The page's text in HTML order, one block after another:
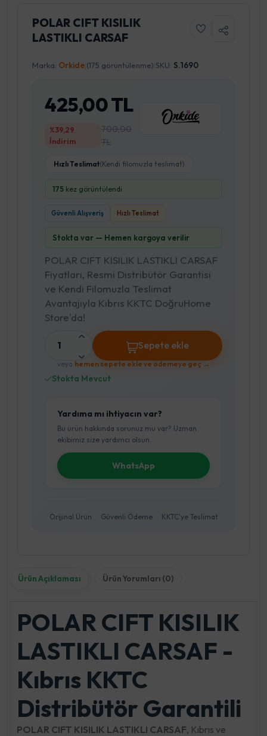
POLAR CIFT KISILIK
LASTIKLI CARSAF
Marka: Orkide (175 görüntülenme) SKU: S.1690
425,00 TL
%39,29
İndirim
700,00
TL
Hızlı Teslimat(Kendi filomuzla teslimat)
175 kez görüntülendi
Güvenli Alışveriş Hızlı Teslimat
Stokta var — Hemen kargoya verilir
POLAR CIFT KISILIK LASTIKLI CARSAF
Fiyatları, Resmi Distribütör Garantisi
ve Kendi Filomuzla Teslimat
Avantajıyla Kıbrıs KKTC DoğruHome
Store'da!
1 Sepete ekle
veya hemen sepete ekle ve ödemeye geç →
Stokta Mevcut
Yardıma mı ihtiyacın var?
Bu ürün hakkında sorunuz mu var? Uzman
ekibimiz size yardımcı olsun.
WhatsApp
Orijinal Ürün Güvenli Ödeme KKTC'ye Teslimat
Ürün Açıklaması Ürün Yorumları (0)
POLAR CIFT KISILIK
LASTIKLI CARSAF -
Kıbrıs KKTC
Distribütör Garantili
POLAR CIFT KISILIK LASTIKLI CARSAF, Kıbrıs ve